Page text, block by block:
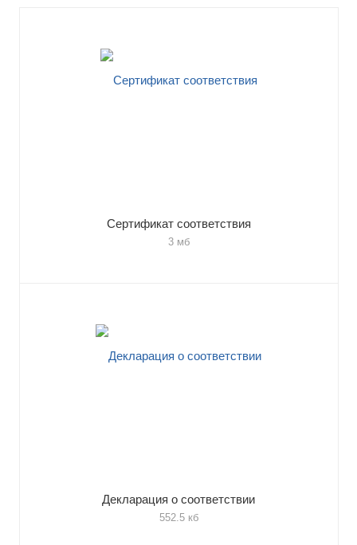
Сертификат соответствия
3 мб
Декларация о соответствии
552.5 кб